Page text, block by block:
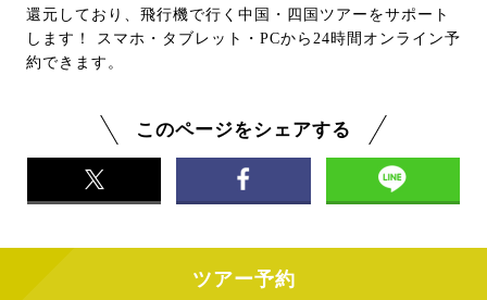
還元しており、飛行機で行く中国・四国ツアーをサポート
します！ スマホ・タブレット・PCから24時間オンライン予
約できます。
このページをシェアする
ツアー予約